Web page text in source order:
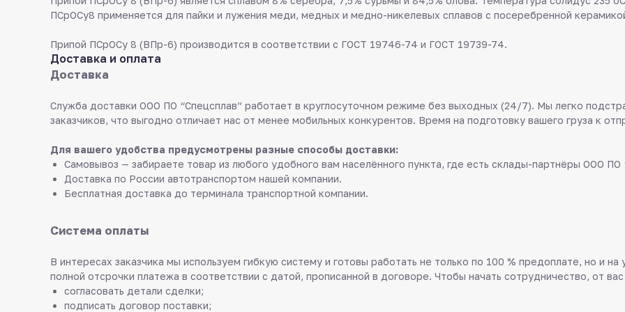
ПСрОСу8 применяется для пайки и лужения меди, медных и медно-никелевых сплавов с посеребренной
Припой ПСрОСу 8 (ВПр-6) производится в соответствии с ГОСТ 19746-74 и ГОСТ 19739-74.
Доставка и оплата
Доставка
Служба доставки ООО ПО “Спецсплав” работает в круглосуточном режиме без выходных (24/7). Мы легко
заказчиков, что выгодно отличает нас от менее мобильных конкурентов. Время на подготовку вашего груза к
Для вашего удобства предусмотрены разные способы доставки:
Самовывоз — забираете товар из любого удобного вам населённого пункта, где есть склады-партнёры ООО ПО
Доставка по России автотранспортом нашей компании.
Бесплатная доставка до терминала транспортной компании.
Система оплаты
В интересах заказчика мы используем гибкую систему и готовы работать не только по 100 % предоплате, но и на
полной отсрочки платежа в соответствии с датой, прописанной в договоре. Чтобы начать сотрудничество, от
согласовать детали сделки;
подписать договор поставки;